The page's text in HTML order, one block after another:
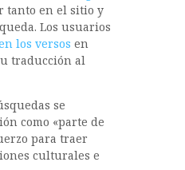
tanto en el sitio y
Los usuarios
los versos en
traducción al
se
como «parte de
para traer
culturales e